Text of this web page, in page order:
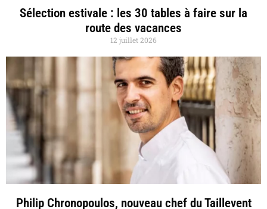
Sélection estivale : les 30 tables à faire sur la
route des vacances
12 juillet 2026
Philip Chronopoulos, nouveau chef du Taillevent